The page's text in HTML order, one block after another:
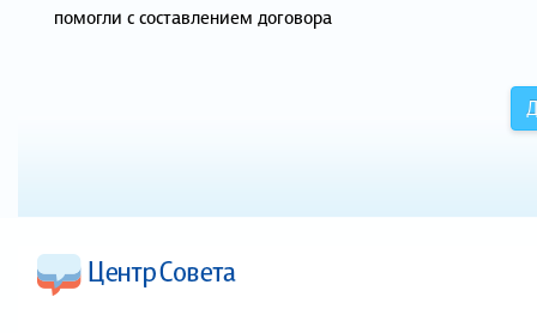
помогли с составлением договора